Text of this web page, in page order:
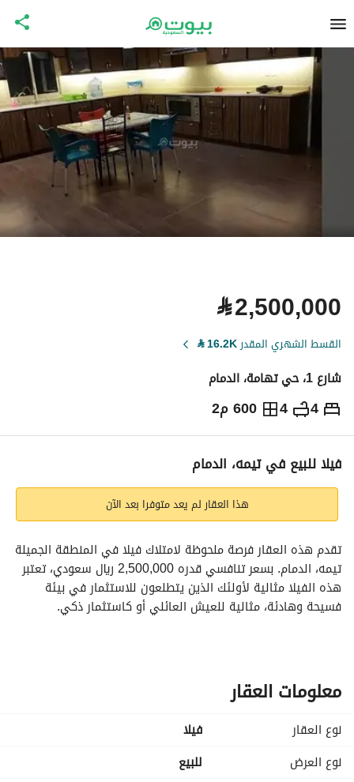
⃁2,500,000
القسط الشهري المقدر16.2K
⃁
شارع 1، حي تهامة، الدمام
4
4 600 م2 ⃁
2,500,000
التفاصيل معلومات ترخيص الإعلانفيلا للبيع في تيمه، الدمام
هذا العقار لم يعد متوفرا بعد الآن
فسيحة وهادئة، مثالية للعيش العائلي أو كاستثمار ذكي.
تصميم الفيلا وفقًا لرغبتك، مما يحقق رؤيتك لمنزل أحلامك.
معلومات العقار
نوع العقار
فیلا
نوع العرض
للبيع